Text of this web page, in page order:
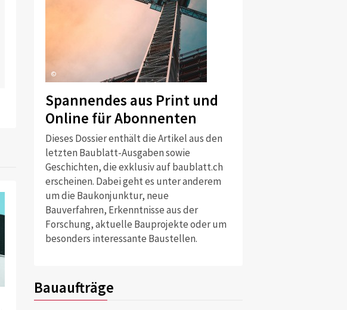
©
Spannendes aus Print und
Online für Abonnenten
Dieses Dossier enthält die Artikel aus den
letzten Baublatt-Ausgaben sowie
Geschichten, die exklusiv auf baublatt.ch
erscheinen. Dabei geht es unter anderem
um die Baukonjunktur, neue
Bauverfahren, Erkenntnisse aus der
Forschung, aktuelle Bauprojekte oder um
besonders interessante Baustellen.
Bauaufträge